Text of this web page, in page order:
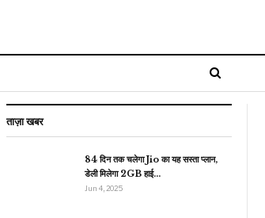
ताज़ा खबर
84 दिन तक चलेगा Jio का यह सस्ता प्लान,
डेली मिलेगा 2GB हाई…
Jun 4, 2025